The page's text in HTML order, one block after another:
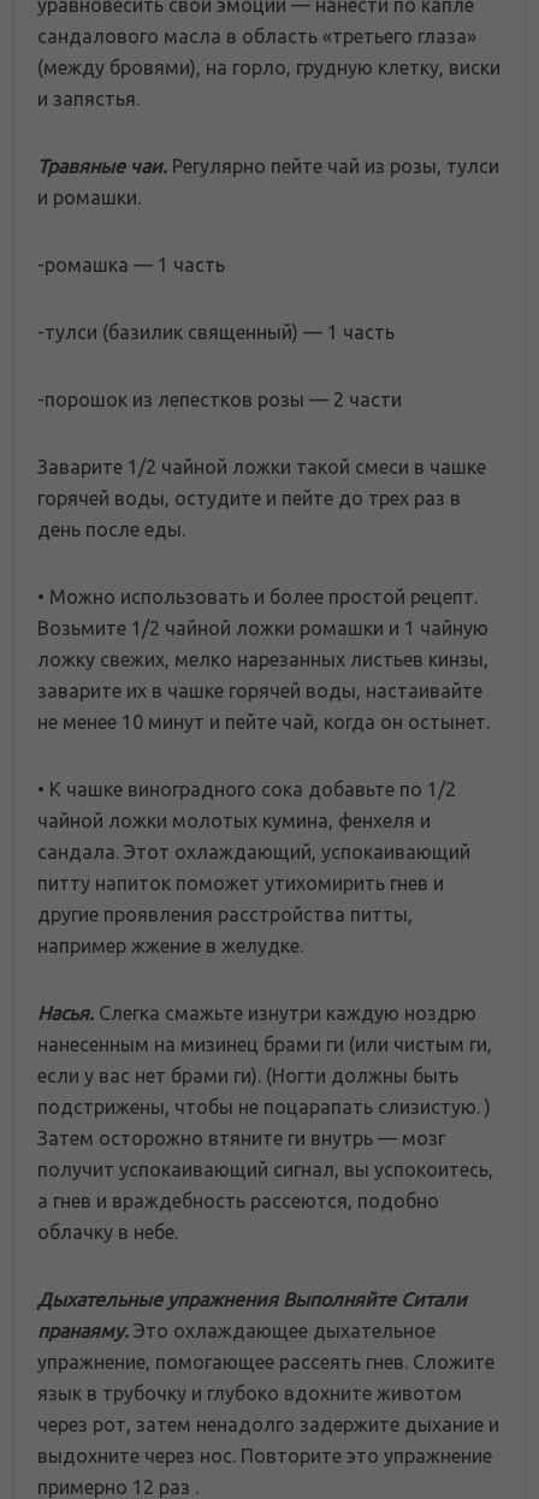
уравновесить свои эмоции — нанести по капле
сандалового масла в область «третьего глаза»
(между бровями), на горло, грудную клетку, виски
и запястья.
Травяные чаи. Регулярно пейте чай из розы, тулси
и ромашки.
-ромашка — 1 часть
-тулси (базилик священный) — 1 часть
-порошок из лепестков розы — 2 части
Заварите 1/2 чайной ложки такой смеси в чашке
горячей воды, остудите и пейте до трех раз в
день после еды.
• Можно использовать и более простой рецепт.
Возьмите 1/2 чайной ложки ромашки и 1 чайную
ложку свежих, мелко нарезанных листьев кинзы,
заварите их в чашке горячей воды, настаивайте
не менее 10 минут и пейте чай, когда он остынет.
• К чашке виноградного сока добавьте по 1/2
чайной ложки молотых кумина, фенхеля и
сандала. Этот охлаждающий, успокаивающий
питту напиток поможет утихомирить гнев и
другие проявления расстройства питты,
например жжение в желудке.
Насья. Слегка смажьте изнутри каждую ноздрю
нанесенным на мизинец брами ги (или чистым ги,
если у вас нет брами ги). (Ногти должны быть
подстрижены, чтобы не поцарапать слизистую. )
Затем осторожно втяните ги внутрь — мозг
получит успокаивающий сигнал, вы успокоитесь,
а гнев и враждебность рассеются, подобно
облачку в небе.
Дыхательные упражненияВыполняйте Ситали
пранаяму. Это охлаждающее дыхательное
упражнение, помогающее рассеять гнев. Сложите
язык в трубочку и глубоко вдохните животом
через рот, затем ненадолго задержите дыхание и
выдохните через нос. Повторите это упражнение
примерно 12 раз .